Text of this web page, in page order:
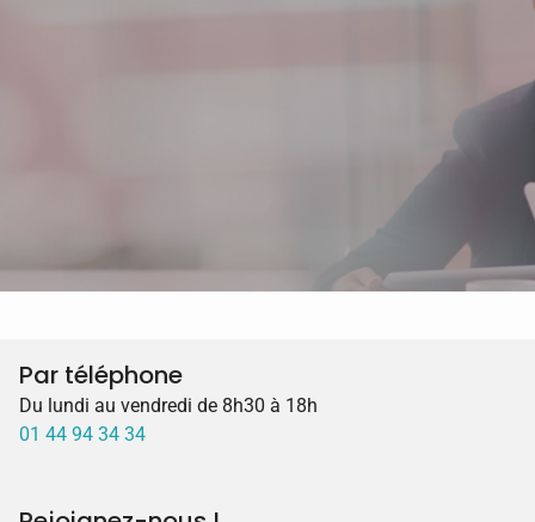
Par téléphone
Du lundi au vendredi de 8h30 à 18h
01 44 94 34 34